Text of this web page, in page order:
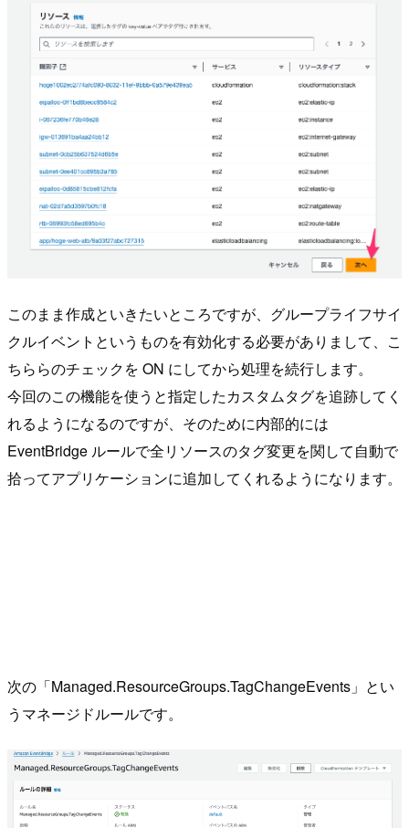
このまま作成といきたいところですが、グループライフサイ
クルイベントというものを有効化する必要がありまして、こ
ちららのチェックを ON にしてから処理を続行します。
今回のこの機能を使うと指定したカスタムタグを追跡してく
れるようになるのですが、そのために内部的には
EventBridge ルールで全リソースのタグ変更を関して自動で
拾ってアプリケーションに追加してくれるようになります。
次の「Managed.ResourceGroups.TagChangeEvents」とい
うマネージドルールです。